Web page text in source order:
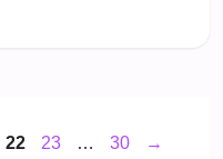
de pixels, plus de
Page
22 Page
23 … Page
30
→